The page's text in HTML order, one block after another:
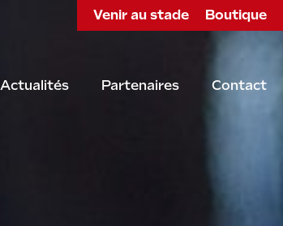
Venir au stade Boutique
Actualités Partenaires Contact